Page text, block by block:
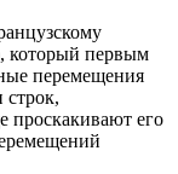
который первым
перемещения
строк,
проскакивают его